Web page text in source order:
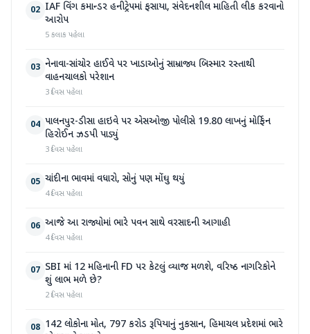
02 IAF વિંગ કમાન્ડર હનીટ્રેપમાં ફસાયા, સંવેદનશીલ માહિતી લીક કરવાનો
આરોપ
5 કલાક પહેલા
03 નેનાવા-સાંચોર હાઈવે પર ખાડાઓનું સામ્રાજ્ય બિસ્માર રસ્તાથી
વાહનચાલકો પરેશાન
3 દિવસ પહેલા
04 પાલનપુર-ડીસા હાઇવે પર એસઓજી પોલીસે 19.80 લાખનું મોર્ફિન
હિરોઈન ઝડપી પાડ્યું
3 દિવસ પહેલા
05 ચાંદીના ભાવમાં વધારો, સોનું પણ મોંઘુ થયું
4 દિવસ પહેલા
06 આજે આ રાજ્યોમાં ભારે પવન સાથે વરસાદની આગાહી
4 દિવસ પહેલા
07 SBI માં 12 મહિનાની FD પર કેટલું વ્યાજ મળશે, વરિષ્ઠ નાગરિકોને
શું લાભ મળે છે?
2 દિવસ પહેલા
08 142 લોકોના મોત, 797 કરોડ રૂપિયાનું નુકસાન, હિમાચલ પ્રદેશમાં ભારે